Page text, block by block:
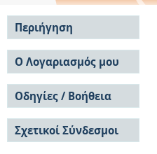
Περιήγηση
Σε όλο το DSpace
Κοινότητες & Συλλογές
Ανά Ημερομηνία
Έκδοσης
Συγγραφείς
Τίτλοι
Θέματα
Ο Λογαριασμός μου
Σύνδεση
Εγγραφή
Οδηγίες / Βοήθεια
Οδηγίες Υποβολής
Οδηγίες Χρήσης ΙΑ
Συχνές Ερωτήσεις
Σχετικοί Σύνδεσμοι